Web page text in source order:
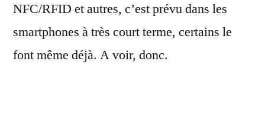
NFC/RFID et autres, c’est prévu dans les
smartphones à très court terme, certains le
font même déjà. A voir, donc.